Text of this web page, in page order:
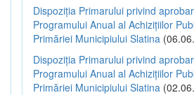
Dispoziția Primarului privind
Programului Anual al Achizițiilor
Primăriei Municipiului Slatina
Dispoziția Primarului privind
Programului Anual al Achizițiilor
Primăriei Municipiului Slatina